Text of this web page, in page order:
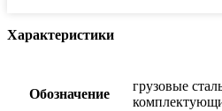
Характеристики
Обозначение
грузовые